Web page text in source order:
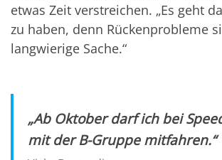
etwas Zeit verstreichen. „Es geht
zu haben, denn Rückenprobleme
langwierige Sache.“
„Ab Oktober darf ich bei
mit der B-Gruppe mitfahren.“